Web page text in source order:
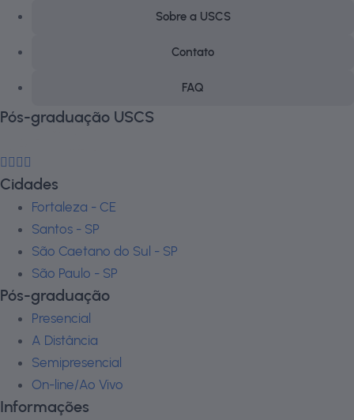
Sobre a USCS
Contato
FAQ
Pós-graduação USCS
Cidades
Fortaleza - CE
Santos - SP
São Caetano do Sul - SP
São Paulo - SP
Pós-graduação
Presencial
A Distância
Semipresencial
On-line/Ao Vivo
Informações